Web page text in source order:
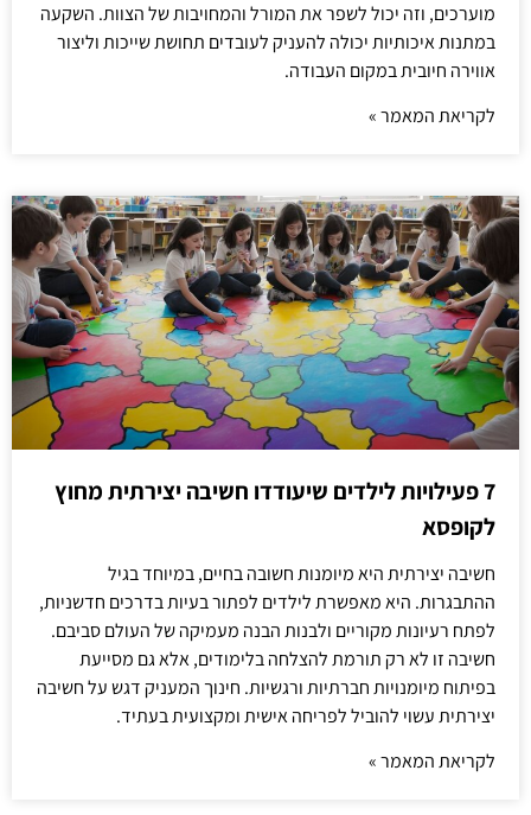
מוערכים, וזה יכול לשפר את המורל והמחויבות של הצוות. השקעה
במתנות איכותיות יכולה להעניק לעובדים תחושת שייכות וליצור
אווירה חיובית במקום העבודה.
לקריאת המאמר »
7 פעילויות לילדים שיעודדו חשיבה יצירתית מחוץ
לקופסא
חשיבה יצירתית היא מיומנות חשובה בחיים, במיוחד בגיל
ההתבגרות. היא מאפשרת לילדים לפתור בעיות בדרכים חדשניות,
לפתח רעיונות מקוריים ולבנות הבנה מעמיקה של העולם סביבם.
חשיבה זו לא רק תורמת להצלחה בלימודים, אלא גם מסייעת
בפיתוח מיומנויות חברתיות ורגשיות. חינוך המעניק דגש על חשיבה
יצירתית עשוי להוביל לפריחה אישית ומקצועית בעתיד.
לקריאת המאמר »